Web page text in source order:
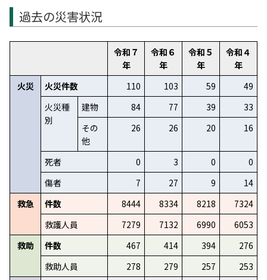
過去の災害状況
令和７
年
令和６
年
令和５
年
令和４
年
火災
火災件数 110 103 59
49
火災種
別
建物 84 77 39
33
その
他
26 26 20 16
死者 0 3 0
0
傷者
7 27 9
14
救急
件数 8444 8334 8218
7324
救護人員
7279 7132 6990
6053
救助
件数 467 414 394
276
救助人員
278 279 257
253